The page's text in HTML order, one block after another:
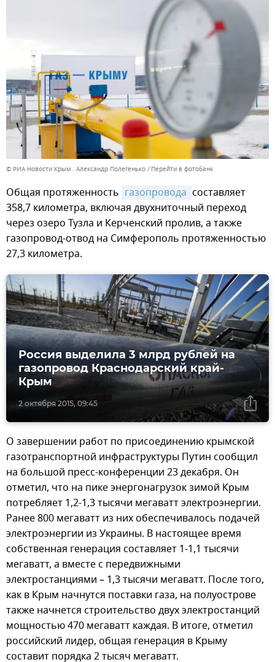
© РИА Новости Крым . Александр Полегенько Перейти в фотобанк
Общая протяженность газопровода составляет
358,7 километра, включая двухниточный переход
через озеро Тузла и Керченский пролив, а также
газопровод-отвод на Симферополь протяженностью
27,3 километра.
2 октября 2015, 09:45
Россия выделила 3 млрд рублей на
газопровод Краснодарский край-
Крым
О завершении работ по присоединению крымской
газотранспортной инфраструктуры Путин сообщил
на большой пресс-конференции 23 декабря. Он
отметил, что на пике энергонагрузок зимой Крым
потребляет 1,2-1,3 тысячи мегаватт электроэнергии.
Ранее 800 мегаватт из них обеспечивалось подачей
электроэнергии из Украины. В настоящее время
собственная генерация составляет 1-1,1 тысячи
мегаватт, а вместе с передвижными
электростанциями – 1,3 тысячи мегаватт. После того,
как в Крым начнутся поставки газа, на полуострове
также начнется строительство двух электростанций
мощностью 470 мегаватт каждая. В итоге, отметил
российский лидер, общая генерация в Крыму
составит порядка 2 тысяч мегаватт.